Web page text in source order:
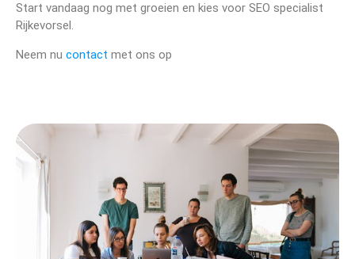
Start vandaag nog met groeien en kies voor SEO specialist
Rijkevorsel.
Neem nu contact met ons op